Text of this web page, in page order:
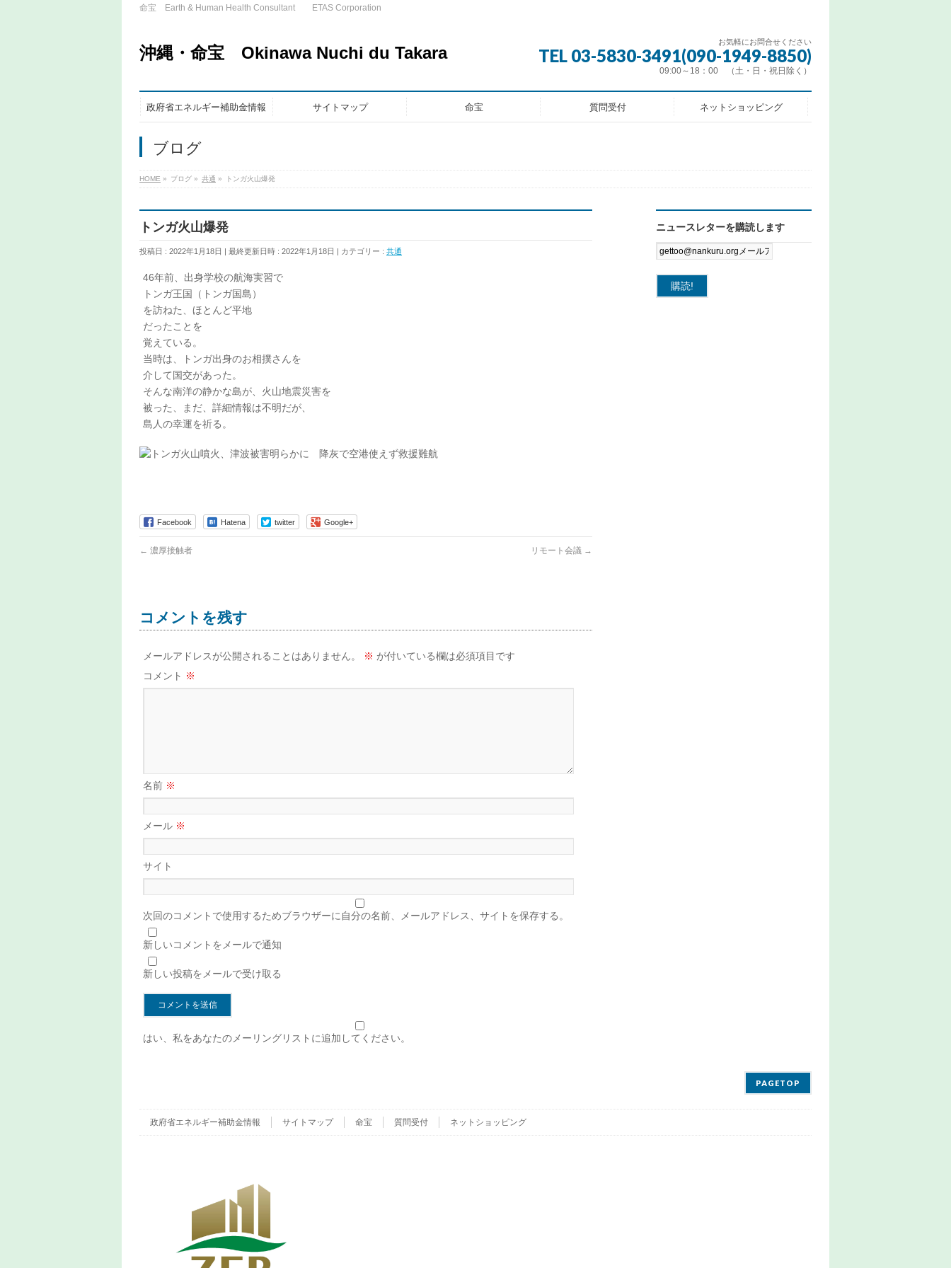
命宝 Earth & Human Health Consultant ETAS Corporation
沖縄・命宝 Okinawa Nuchi du Takara
お気軽にお問合せください
TEL 03-5830-3491(090-1949-8850)
09:00～18：00 （土・日・祝日除く）
政府省エネルギー補助金情報 サイトマップ 命宝 質問受付 ネットショッピング
ブログ
HOME » ブログ » 共通 » トンガ火山爆発
トンガ火山爆発
投稿日 : 2022年1月18日 最終更新日時 : 2022年1月18日 カテゴリー : 共通
46年前、出身学校の航海実習で
トンガ王国（トンガ国島）
を訪ねた、ほとんど平地
だったことを
覚えている。
当時は、トンガ出身のお相撲さんを
介して国交があった。
そんな南洋の静かな島が、火山地震災害を
被った、まだ、詳細情報は不明だが、
島人の幸運を祈る。
Facebook Hatena twitter Google+
← 濃厚接触者 リモート会議 →
コメントを残す
メールアドレスが公開されることはありません。 ※ が付いている欄は必須項目です
コメント ※
名前 ※
メール ※
サイト
次回のコメントで使用するためブラウザーに自分の名前、メールアドレス、サイトを保存する。
新しいコメントをメールで通知
新しい投稿をメールで受け取る
はい、私をあなたのメーリングリストに追加してください。
ニュースレターを購読します
PAGETOP
政府省エネルギー補助金情報 サイトマップ 命宝 質問受付 ネットショッピング